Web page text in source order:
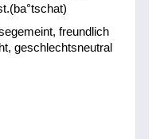
freundlich
geschlechtsneutral